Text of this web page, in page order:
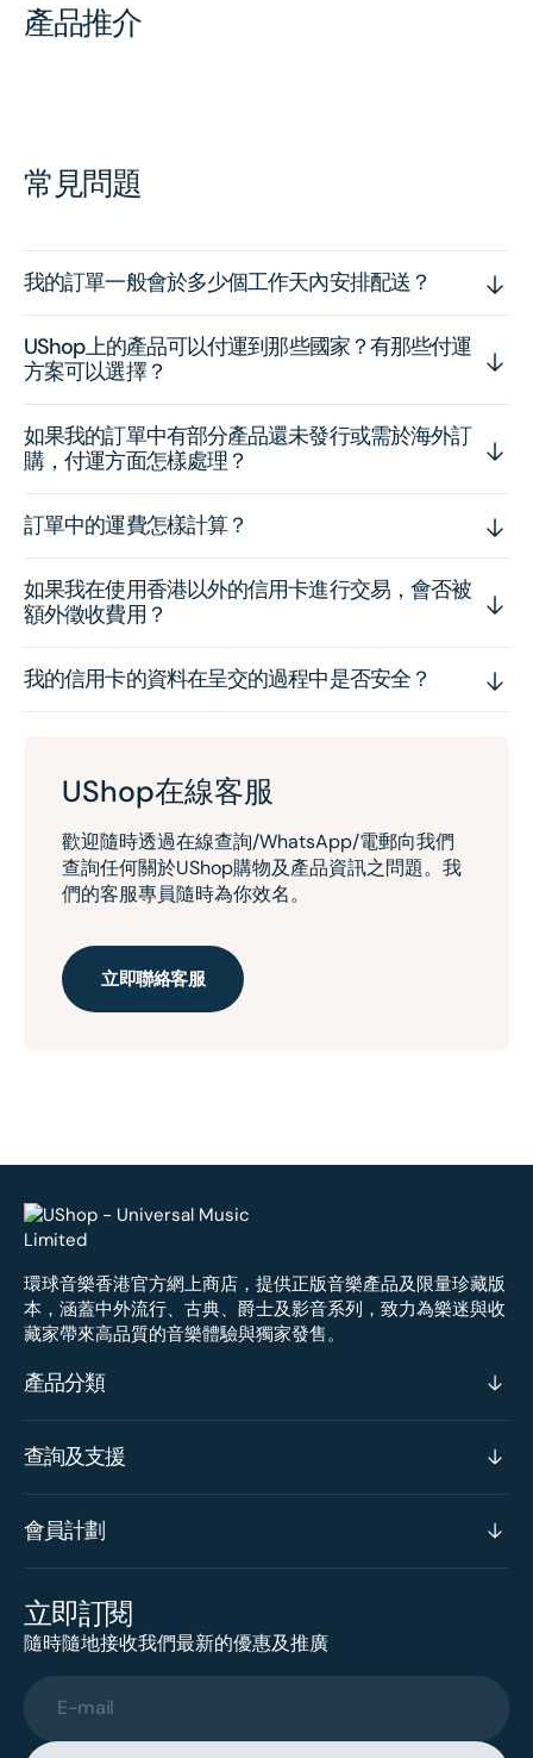
產品推介
常見問題
我的訂單一般會於多少個工作天內安排配送？
UShop上的產品可以付運到那些國家？有那些付運
方案可以選擇？
如果我的訂單中有部分產品還未發行或需於海外訂
購，付運方面怎樣處理？
訂單中的運費怎樣計算？
如果我在使用香港以外的信用卡進行交易，會否被
額外徵收費用？
我的信用卡的資料在呈交的過程中是否安全？
UShop在線客服
歡迎隨時透過在線查詢/WhatsApp/電郵向我們
查詢任何關於UShop購物及產品資訊之問題。我
們的客服專員隨時為你效名。
立即聯絡客服
環球音樂香港官方網上商店，提供正版音樂產品及限量珍藏版
本，涵蓋中外流行、古典、爵士及影音系列，致力為樂迷與收
藏家帶來高品質的音樂體驗與獨家發售。
產品分類
查詢及支援
會員計劃
立即訂閱
隨時隨地接收我們最新的優惠及推廣
E-mail